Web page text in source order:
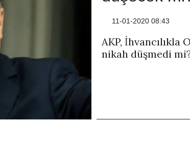
11-01-2020 08:43
AKP, İhvancılıkla
nikah düşmedi